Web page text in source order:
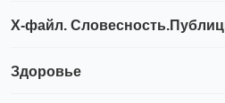
Х-файл.
Здоровье